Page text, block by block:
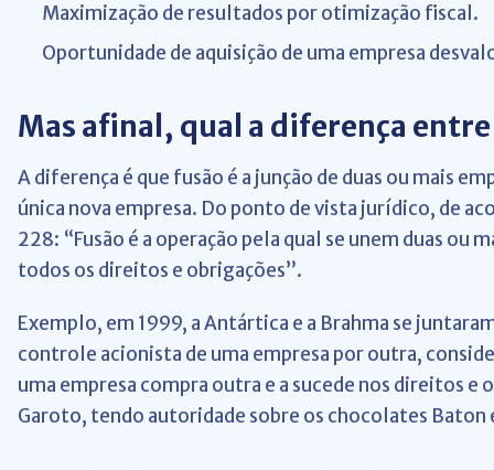
Maximização de resultados por otimização fiscal.
Oportunidade de aquisição de uma empresa
Mas afinal, qual a diferença
A diferença é que fusão é a junção de duas ou mais
única nova empresa. Do ponto de vista jurídico, de
228: “Fusão é a operação pela qual se unem duas ou
todos os direitos e obrigações”.
Exemplo, em 1999, a Antártica e a Brahma se
controle acionista de uma empresa por outra,
uma empresa compra outra e a sucede nos direitos
Garoto, tendo autoridade sobre os chocolates Baton